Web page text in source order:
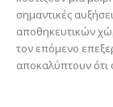
σημαντικές
αποθηκευτικών
τον επόμενο
αποκαλύπτουν